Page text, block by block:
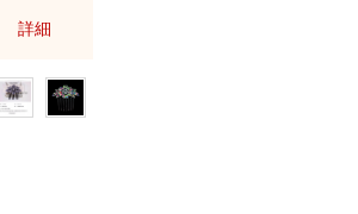
詳細